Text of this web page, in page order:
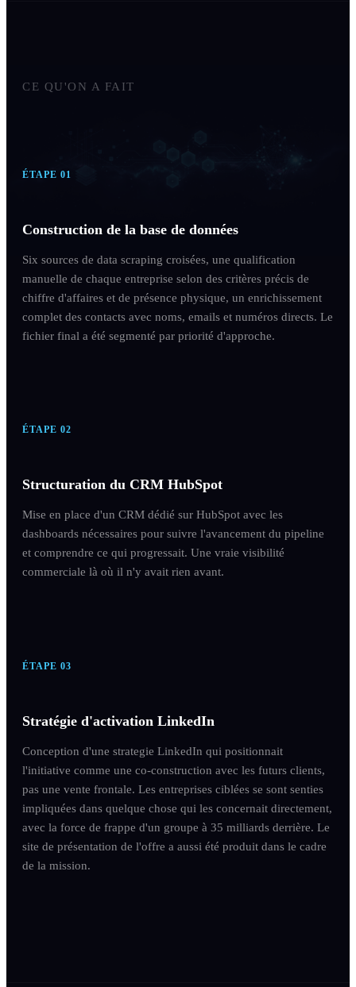
CE QU'ON A FAIT
ÉTAPE 01
Construction de la base de données
Six sources de data scraping croisées, une qualification
manuelle de chaque entreprise selon des critères précis de
chiffre d'affaires et de présence physique, un enrichissement
complet des contacts avec noms, emails et numéros directs. Le
fichier final a été segmenté par priorité d'approche.
ÉTAPE 02
Structuration du CRM HubSpot
Mise en place d'un CRM dédié sur HubSpot avec les
dashboards nécessaires pour suivre l'avancement du pipeline
et comprendre ce qui progressait. Une vraie visibilité
commerciale là où il n'y avait rien avant.
ÉTAPE 03
Stratégie d'activation LinkedIn
Conception d'une strategie LinkedIn qui positionnait
l'initiative comme une co-construction avec les futurs clients,
pas une vente frontale. Les entreprises ciblées se sont senties
impliquées dans quelque chose qui les concernait directement,
avec la force de frappe d'un groupe à 35 milliards derrière. Le
site de présentation de l'offre a aussi été produit dans le cadre
de la mission.